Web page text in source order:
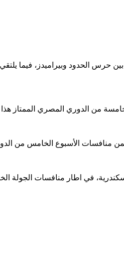
ساخنة ومثيرة، وتبدأ المباريات بلقاء قوي بين حرس الحدود
من الدوري المصري الممتاز
ضمن منافسات الأسبوع الخامس من
في اطار منافسات الجولة